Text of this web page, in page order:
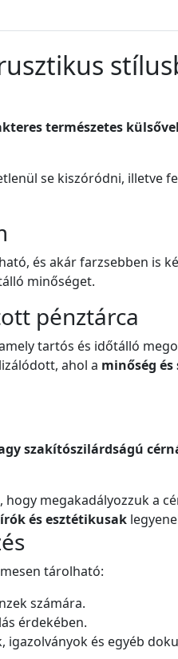
természetes
se kiszóródni, illetve
és akár farzsebben is
minőséget.
pénztárca
tartós és időtálló
ahol a minőség
szakítószilárdságú
hogy megakadályozzuk a
és esztétikusak
tárolható:
számára.
érdekében.
és egyéb